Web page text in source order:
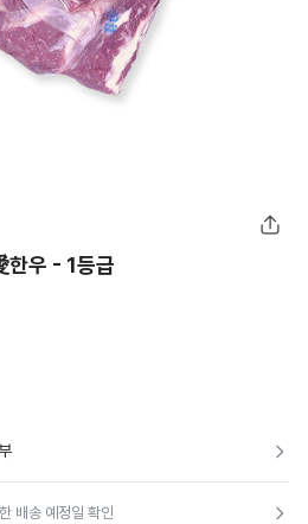
한우 - 1등급
배송 예정일 확인